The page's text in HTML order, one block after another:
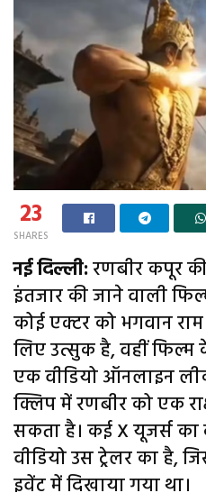
23
SHARES
नई दिल्ली:रणबीर कपूर
इंतजार की जाने वाली
कोई एक्टर को भगवान
लिए उत्सुक है, वहीं फिल्म
एक वीडियो ऑनलाइन
क्लिप में रणबीर को एक
सकता है। कई X यूजर्स
वीडियो उस ट्रेलर का है,
इवेंट में दिखाया गया था।